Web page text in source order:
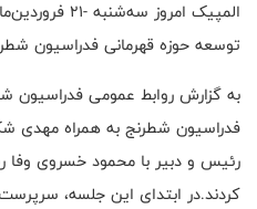
المپیک امروز
توسعه حوزه قهرمانی فدراسیون
به گزارش روابط عمومی فدراسیون
فدراسیون شطرنج به همراه مهدی
رئیس و دبیر با محمود خسروی وفا
کردند.در ابتدای این جلسه،